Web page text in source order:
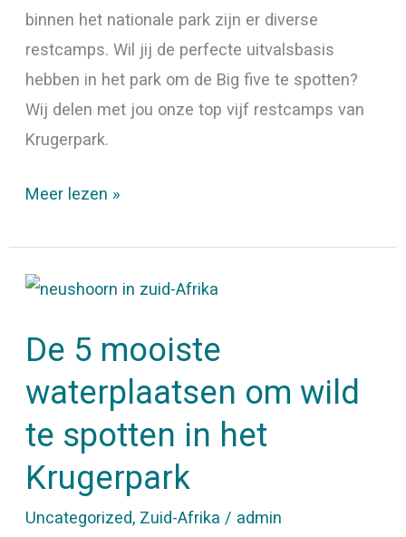
binnen het nationale park zijn er diverse
restcamps. Wil jij de perfecte uitvalsbasis
hebben in het park om de Big five te spotten?
Wij delen met jou onze top vijf restcamps van
Krugerpark.
Meer lezen »
De 5 mooiste
waterplaatsen om wild
te spotten in het
Krugerpark
Uncategorized, Zuid-Afrika / admin
De
mooiste
waterplaatsen
om
wild
te
spotten
in